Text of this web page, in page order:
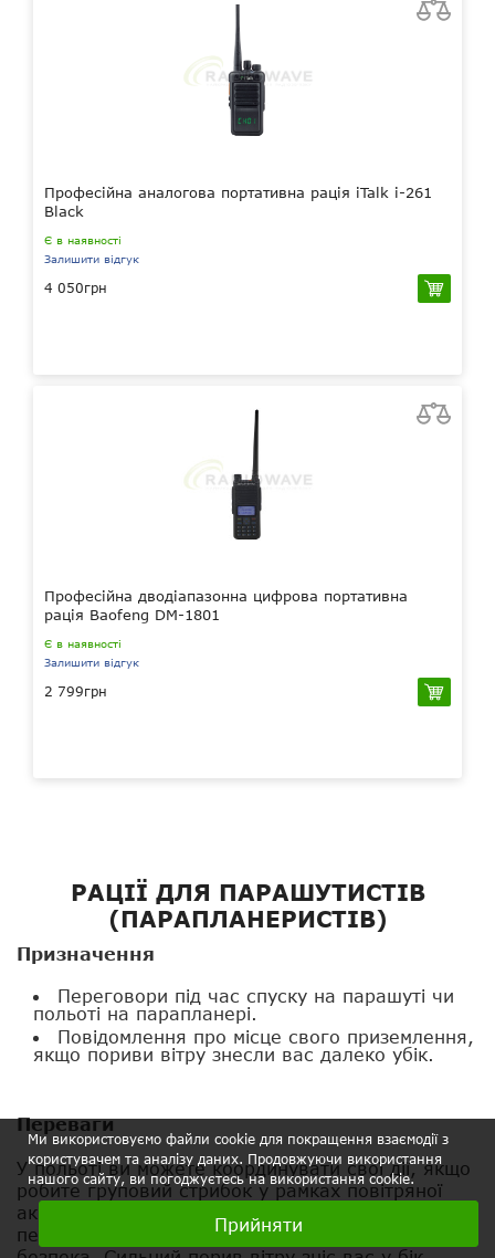
Професійна аналогова портативна рація iTalk i-261
Black
Є в наявності
Залишити відгук
4 050грн
Професійна дводіапазонна цифрова портативна
рація Baofeng DM-1801
Є в наявності
Залишити відгук
2 799грн
РАЦІЇ ДЛЯ ПАРАШУТИСТІВ
(ПАРАПЛАНЕРИСТІВ)
Призначення
Переговори під час спуску на парашуті чи
польоті на парапланері.
Повідомлення про місце свого приземлення,
якщо пориви вітру знесли вас далеко убік.
Переваги
У польоті ви можете координувати свої дії, якщо
робите груповий стрибок у рамках повітряної
акробатики. Але все-таки головною вашою
перевагою застосування радіостанцій є ваша ж
Ми використовуємо файли cookie для покращення взаємодії з
користувачем та аналізу даних. Продовжуючи використання
нашого сайту, ви погоджуєтесь на використання cookie.
Прийняти